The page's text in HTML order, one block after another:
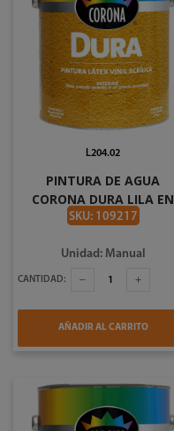
PINTURA DE AGUA
CORONA DURA LILA EN
GALON #2730
SKU: 109217
L204.02
Unidad: Manual
CANTIDAD:
AÑADIR AL CARRITO